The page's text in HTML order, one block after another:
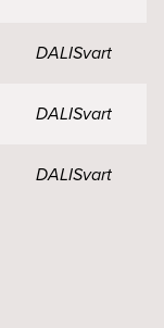
DALISvart
DALISvart
DALISvart